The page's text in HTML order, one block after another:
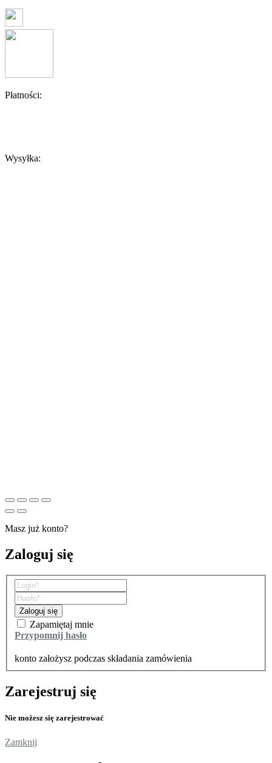
Płatności:
Wysyłka:
Masz już konto?
Zaloguj się
Zaloguj się
Zapamiętaj mnie
Przypomnij hasło
Zarejestruj się
Nie możesz się zarejestrować
Zamknij